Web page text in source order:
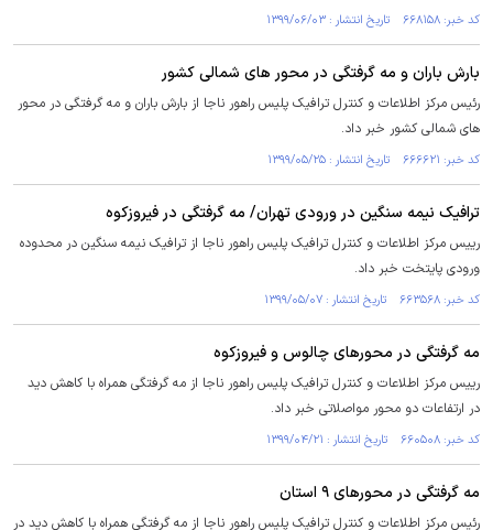
کد خبر: ۶۶۸۱۵۸ تاریخ انتشار : ۱۳۹۹/۰۶/۰۳
بارش باران و مه گرفتگی در محور های شمالی کشور
رئیس مرکز اطلاعات و کنترل ترافیک پلیس راهور ناجا از بارش باران و مه گرفتگی در محور
های شمالی کشور خبر داد.
کد خبر: ۶۶۶۶۲۱ تاریخ انتشار : ۱۳۹۹/۰۵/۲۵
ترافیک نیمه سنگین در ورودی تهران/ مه گرفتگی در فیروزکوه
رییس مرکز اطلاعات و کنترل ترافیک پلیس راهور ناجا از ترافیک نیمه سنگین در محدوده
ورودی پایتخت خبر داد.
کد خبر: ۶۶۳۵۶۸ تاریخ انتشار : ۱۳۹۹/۰۵/۰۷
مه گرفتگی در محورهای چالوس و فیروزکوه
رییس مرکز اطلاعات و کنترل ترافیک پلیس راهور ناجا از مه گرفتگی همراه با کاهش دید
در ارتفاعات دو محور مواصلاتی خبر داد.
کد خبر: ۶۶۰۵۰۸ تاریخ انتشار : ۱۳۹۹/۰۴/۲۱
مه گرفتگی در محورهای ۹ استان
رئیس مرکز اطلاعات و کنترل ترافیک پلیس راهور ناجا از مه گرفتگی همراه با کاهش دید در